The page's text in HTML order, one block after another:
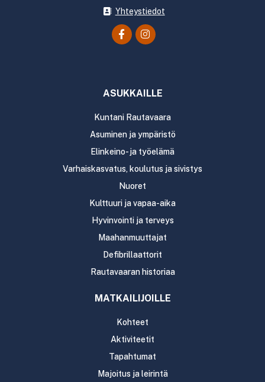
Yhteystiedot
ASUKKAILLE
Kuntani Rautavaara
Asuminen ja ympäristö
Elinkeino- ja työelämä
Varhaiskasvatus, koulutus ja sivistys
Nuoret
Kulttuuri ja vapaa-aika
Hyvinvointi ja terveys
Maahanmuuttajat
Defibrillaattorit
Rautavaaran historiaa
MATKAILIJOILLE
Kohteet
Aktiviteetit
Tapahtumat
Majoitus ja leirintä